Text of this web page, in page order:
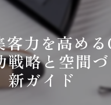
客力を高め
戦略と空間
新ガイド